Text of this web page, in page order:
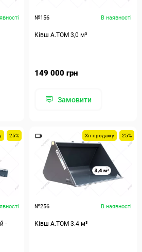
№156 В наявності
Ківш A.TOM 3,0 м³
149 000 грн
Замовити
25%
-
Хіт продажу 25%
№256 В наявності
Ківш A.TOM 3.4 м³